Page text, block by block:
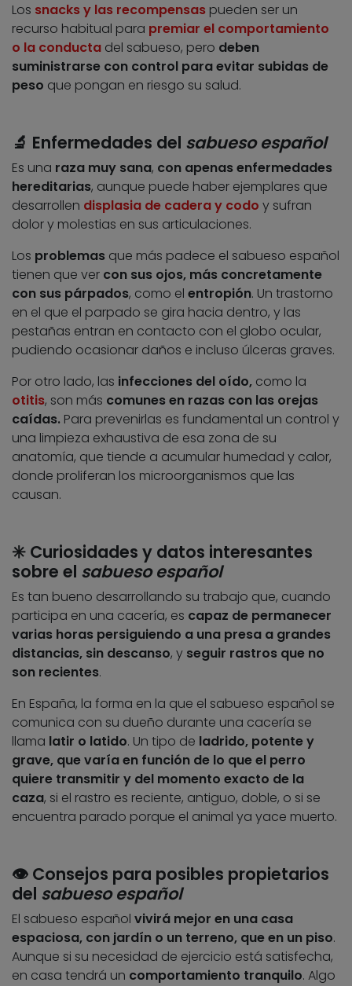
Los snacks y las recompensas pueden ser un
recurso habitual para premiar el comportamiento
o la conducta del sabueso, pero deben
suministrarse con control para evitar subidas de
peso que pongan en riesgo su salud.
🔬 Enfermedades del sabueso español
Es una raza muy sana, con apenas enfermedades
hereditarias, aunque puede haber ejemplares que
desarrollen displasia de cadera y codo y sufran
dolor y molestias en sus articulaciones.
Los problemas que más padece el sabueso español
tienen que ver con sus ojos, más concretamente
con sus párpados, como el entropión. Un trastorno
en el que el parpado se gira hacia dentro, y las
pestañas entran en contacto con el globo ocular,
pudiendo ocasionar daños e incluso úlceras graves.
Por otro lado, las infecciones del oído, como la
otitis, son más comunes en razas con las orejas
caídas. Para prevenirlas es fundamental un control y
una limpieza exhaustiva de esa zona de su
anatomía, que tiende a acumular humedad y calor,
donde proliferan los microorganismos que las
causan.
✳️ Curiosidades y datos interesantes
sobre el sabueso español
Es tan bueno desarrollando su trabajo que, cuando
participa en una cacería, es capaz de permanecer
varias horas persiguiendo a una presa a grandes
distancias, sin descanso, y seguir rastros que no
son recientes.
En España, la forma en la que el sabueso español se
comunica con su dueño durante una cacería se
llama latir o latido. Un tipo de ladrido, potente y
grave, quevaría en función de lo que el perro
quiere transmitir y del momento exacto de la
caza, si el rastro es reciente, antiguo, doble, o si se
encuentra parado porque el animal ya yace muerto.
👁️ Consejos para posibles propietarios
del sabueso español
El sabueso español vivirá mejor en una casa
espaciosa, con jardín o un terreno, que en un piso.
Aunque si su necesidad de ejercicio está satisfecha,
en casa tendrá un comportamiento tranquilo. Algo